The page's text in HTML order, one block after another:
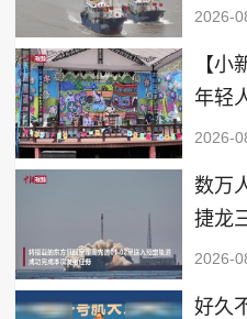
2026-
【小
年轻
2026-
数万
捷龙
2026-
好久